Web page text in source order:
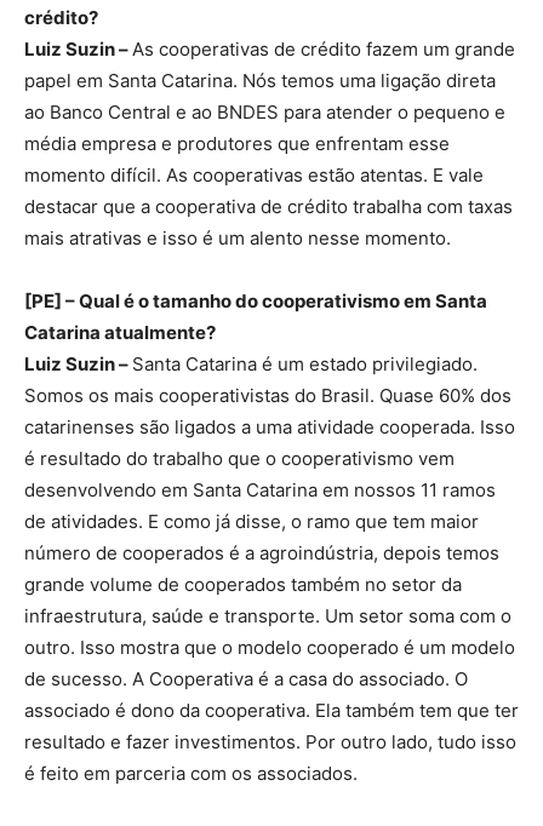
crédito?
Luiz Suzin –As cooperativas de crédito fazem um grande
papel em Santa Catarina. Nós temos uma ligação direta
ao Banco Central e ao BNDES para atender o pequeno e
média empresa e produtores que enfrentam esse
momento difícil. As cooperativas estão atentas. E vale
destacar que a cooperativa de crédito trabalha com taxas
mais atrativas e isso é um alento nesse momento.
[PE] – Qual é o tamanho do cooperativismo em Santa
Catarina atualmente?
Luiz Suzin – Santa Catarina é um estado privilegiado.
Somos os mais cooperativistas do Brasil. Quase 60% dos
catarinenses são ligados a uma atividade cooperada. Isso
é resultado do trabalho que o cooperativismo vem
desenvolvendo em Santa Catarina em nossos 11 ramos
de atividades. E como já disse, o ramo que tem maior
número de cooperados é a agroindústria, depois temos
grande volume de cooperados também no setor da
infraestrutura, saúde e transporte. Um setor soma com o
outro. Isso mostra que o modelo cooperado é um modelo
de sucesso. A Cooperativa é a casa do associado. O
associado é dono da cooperativa. Ela também tem que ter
resultado e fazer investimentos. Por outro lado, tudo isso
é feito em parceria com os associados.